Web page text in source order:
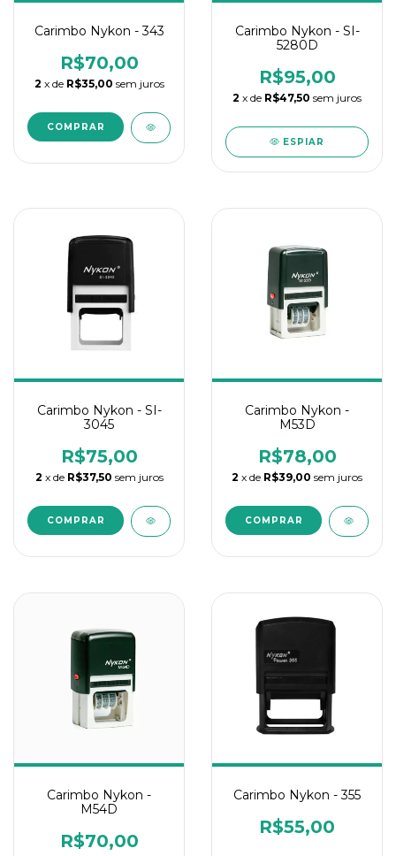
Carimbo Nykon - 343
R$70,00
2 x de R$35,00 sem juros
Carimbo Nykon - SI-
5280D
R$95,00
2 x de R$47,50 sem juros
ESPIAR
Carimbo Nykon - SI-
3045
R$75,00
2 x de R$37,50 sem juros
Carimbo Nykon -
M53D
R$78,00
2 x de R$39,00 sem juros
Carimbo Nykon -
M54D
R$70,00
Carimbo Nykon - 355
R$55,00